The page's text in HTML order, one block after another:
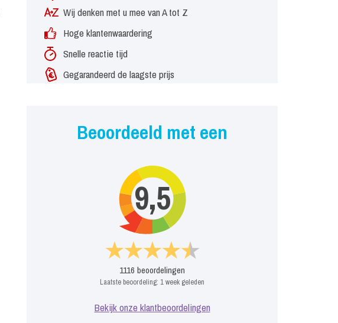
Wij denken met u mee van A tot Z
Hoge klantenwaardering
Snelle reactie tijd
Gegarandeerd de laagste prijs
Beoordeeld met een
9,5
1116 beoordelingen
Laatste beoordeling: 1 week geleden
Bekijk onze klantbeoordelingen